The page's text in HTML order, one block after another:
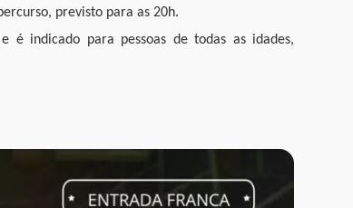
previsto para as 20h.
é indicado para pessoas de todas as idades,